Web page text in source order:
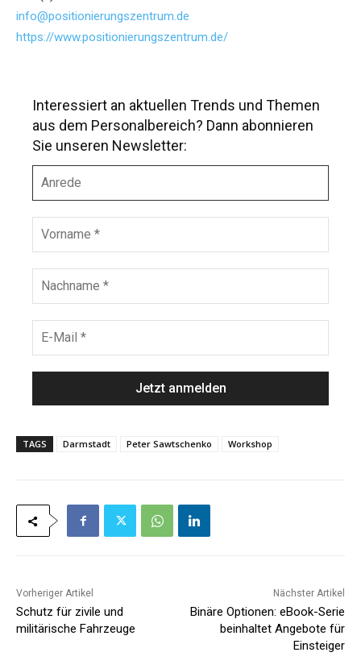
info@positionierungszentrum.de
https://www.positionierungszentrum.de/
Interessiert an aktuellen Trends und Themen
aus dem Personalbereich? Dann abonnieren
Sie unseren Newsletter:
r
e
e
r
n
m
c
h
a
M
a
l
TAGS Darmstadt Peter Sawtschenko Workshop
Vorheriger Artikel
Schutz für zivile und
militärische Fahrzeuge
Nächster Artikel
Binäre Optionen: eBook-Serie
beinhaltet Angebote für
Einsteiger